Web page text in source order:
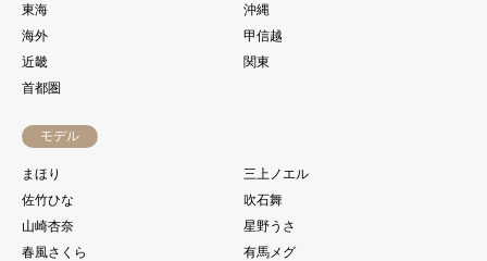
東海
沖縄
海外
甲信越
近畿
関東
首都圏
モデル
まほり
三上ノエル
佐竹ひな
吹石舞
山崎杏奈
星野うさ
春風さくら
有馬メグ